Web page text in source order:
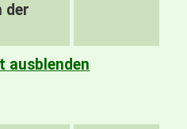
der
ausblenden